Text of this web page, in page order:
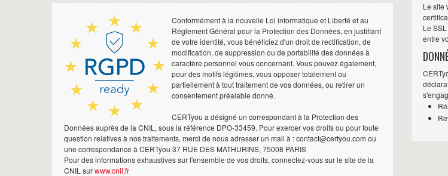
Conformément à la nouvelle Loi informatique et Liberté et au
Réglement Général pour la Protection des Données, en justifiant
de votre identité, vous bénéficiez d'un droit de rectification, de
modification, de suppression ou de portabilité des données à
caractère personnel vous concernant. Vous pouvez également,
pour des motifs légitimes, vous opposer totalement ou
partiellement à tout traitement de vos données, ou retirer un
consentement préalable donné.
CERTyou a désigné un correspondant à la Protection des
Données auprès de la CNIL, sous la référence DPO-33459. Pour exercer vos droits ou pour toute
question relatives à nos traitements, merci de nous adresser un mail à : contact@certyou.com ou
une correspondance à CERTyou 37 RUE DES MATHURINS, 75008 PARIS
Pour des informations exhaustives sur l'ensemble de vos droits, connectez-vous sur le site de la
CNIL surwww.cnil.fr
Le site
Le
entre